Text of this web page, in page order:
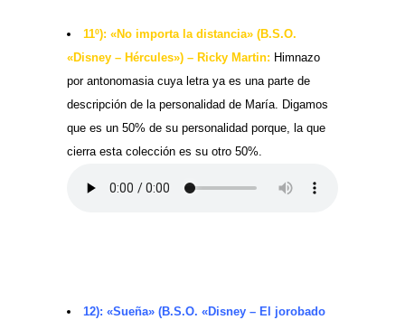
11º): «No importa la distancia» (B.S.O.
«Disney – Hércules») – Ricky Martin: Himnazo
por antonomasia cuya letra ya es una parte de
descripción de la personalidad de María. Digamos
que es un 50% de su personalidad porque, la que
cierra esta colección es su otro 50%.
12): «Sueña» (B.S.O. «Disney – El jorobado